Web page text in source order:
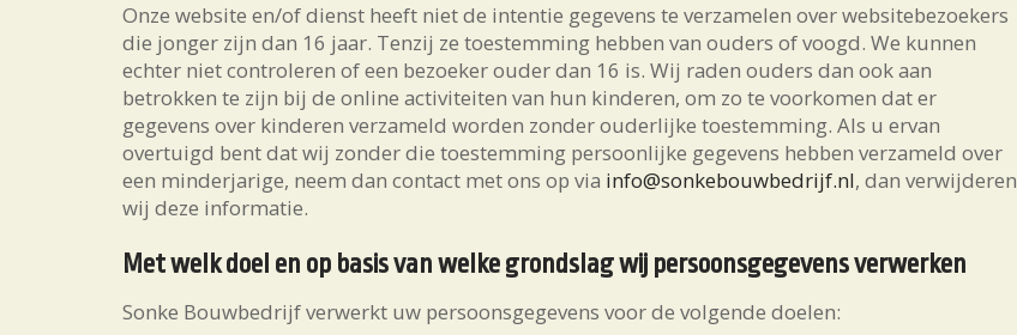
Onze website en/of dienst heeft niet de intentie gegevens te verzamelen over websitebezoekers
die jonger zijn dan 16 jaar. Tenzij ze toestemming hebben van ouders of voogd. We kunnen
echter niet controleren of een bezoeker ouder dan 16 is. Wij raden ouders dan ook aan
betrokken te zijn bij de online activiteiten van hun kinderen, om zo te voorkomen dat er
gegevens over kinderen verzameld worden zonder ouderlijke toestemming. Als u ervan
overtuigd bent dat wij zonder die toestemming persoonlijke gegevens hebben verzameld over
een minderjarige, neem dan contact met ons op via info@sonkebouwbedrijf.nl, dan verwijderen
wij deze informatie.
Met welk doel en op basis van welke grondslag wij persoonsgegevens verwerken
Sonke Bouwbedrijf verwerkt uw persoonsgegevens voor de volgende doelen: